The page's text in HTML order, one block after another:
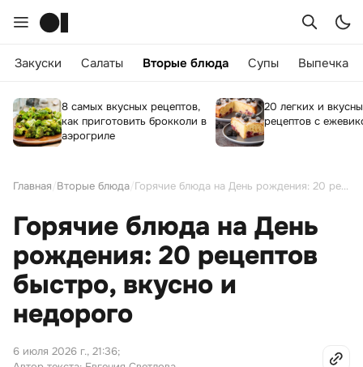
Закуски Салаты Вторые блюда Супы Выпечка
8 самых вкусных рецептов,
как приготовить брокколи в
аэрогриле
20 легких и
рецептов с
Главная Вторые блюда Горячие блюда на День рождения: 20 рецептов быстро, вкусно и недорого
Горячие блюда на День
рождения: 20 рецептов
быстро, вкусно и
недорого
6 июля 2026 г., 21:36;